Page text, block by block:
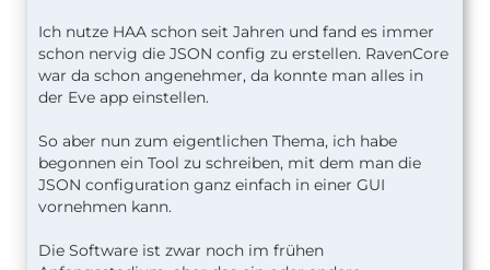
Ich nutze HAA schon seit Jahren und fand es immer
schon nervig die JSON config zu erstellen. RavenCore
war da schon angenehmer, da konnte man alles in
der Eve app einstellen.
So aber nun zum eigentlichen Thema, ich habe
begonnen ein Tool zu schreiben, mit dem man die
JSON configuration ganz einfach in einer GUI
vornehmen kann.
Die Software ist zwar noch im frühen